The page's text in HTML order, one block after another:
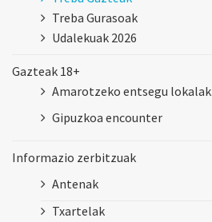
Treba Gurasoak
Udalekuak 2026
Gazteak 18+
Amarotzeko entsegu lokalak
Gipuzkoa encounter
Informazio zerbitzuak
Antenak
Txartelak